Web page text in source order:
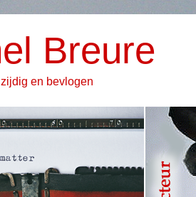
Breure
en bevlogen